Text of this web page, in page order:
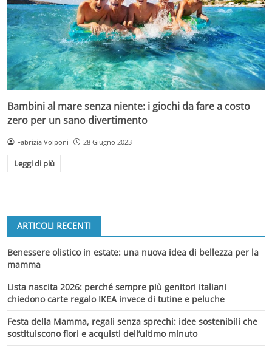
Bambini al mare senza niente: i giochi da fare a costo
zero per un sano divertimento
Fabrizia Volponi 28 Giugno 2023
Leggi di più
ARTICOLI RECENTI
Benessere olistico in estate: una nuova idea di bellezza per la
mamma
Lista nascita 2026: perché sempre più genitori italiani
chiedono carte regalo IKEA invece di tutine e peluche
Festa della Mamma, regali senza sprechi: idee sostenibili che
sostituiscono fiori e acquisti dell’ultimo minuto